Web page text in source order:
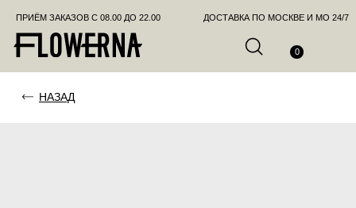
ПРИЁМ ЗАКАЗОВ С 08.00 ДО 22.00